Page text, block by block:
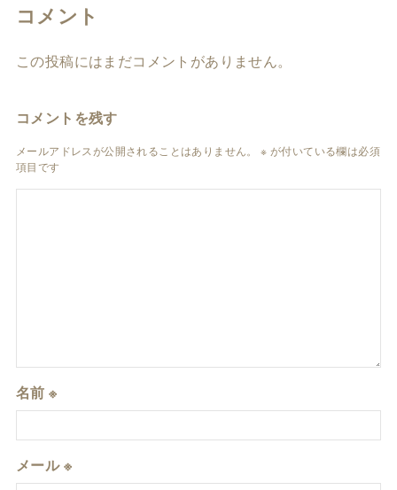
コメント
この投稿にはまだコメントがありません。
コメントを残す
メールアドレスが公開されることはありません。 ※ が付いている欄は必須
項目です
名前※
メール※